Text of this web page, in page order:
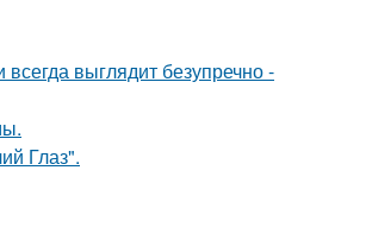
выглядит безупречно -
Глаз".